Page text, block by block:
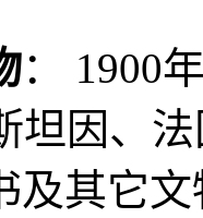
： 1900
坦因、
及其它